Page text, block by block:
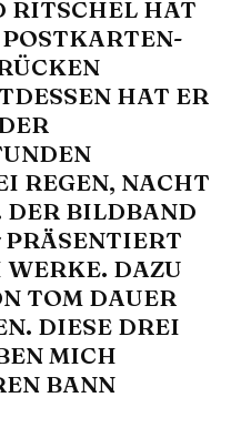
RITSCHEL HAT
HAT ER
REGEN, NACHT
DER BILDBAND
PRÄSENTIERT
DAZU
TOM DAUER
DIESE DREI
MICH
BANN